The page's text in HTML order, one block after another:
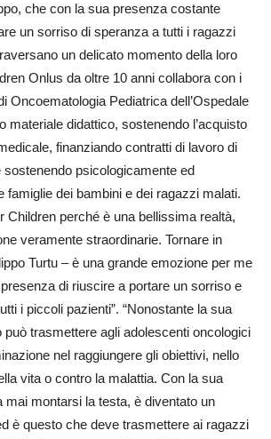
che con la sua presenza costante
un sorriso di speranza a tutti i ragazzi
un delicato momento della loro
Onlus da oltre 10 anni collabora con i
Oncoematologia Pediatrica dell’Ospedale
materiale didattico, sostenendo l’acquisto
finanziando contratti di lavoro di
sostenendo psicologicamente ed
famiglie dei bambini e dei ragazzi malati.
Children perché è una bellissima realtà,
veramente straordinarie. Tornare in
Turtu – è una grande emozione per me
di riuscire a portare un sorriso e
i piccoli pazienti”. “Nonostante la sua
può trasmettere agli adolescenti oncologici
nel raggiungere gli obiettivi, nello
vita o contro la malattia. Con la sua
mai montarsi la testa, è diventato un
è questo che deve trasmettere ai ragazzi